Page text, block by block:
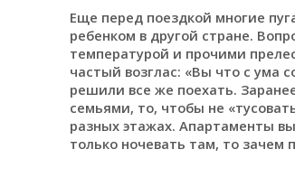
Еще перед поездкой многие
ребенком в другой стране.
температурой и прочими
частый возглас: «Вы что с ума
решили все же поехать.
семьями, то, чтобы не
разных этажах. Апартаменты
только ночевать там, то